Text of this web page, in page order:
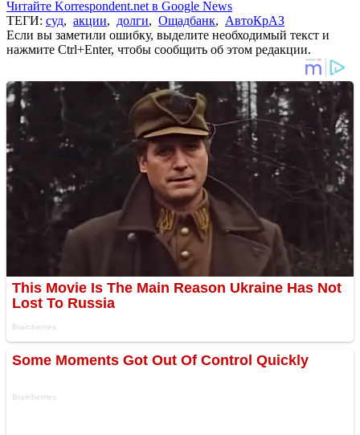
Читайте Korrespondent.net в Google News
ТЕГИ: суд, акции, долги, Ощадбанк, АвтоКрАЗ
Если вы заметили ошибку, выделите необходимый текст и
нажмите Ctrl+Enter, чтобы сообщить об этом редакции.